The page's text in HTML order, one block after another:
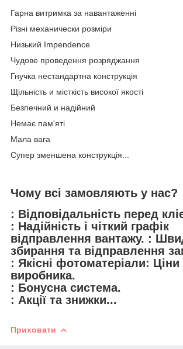
Гарна витримка за навантаженні
Різні механически розміри
Низький Impendence
Чудове проведення розряджання
Гнучка нестандартна конструкція
Щільність и місткість високої якості
Безпечний и надійний
Немає пам'яті
Мала вага
Супер зменшена конструкція...
Чому всі замовляють у нас?
: Відповідальність перед
: Надійність і чіткий графік
відправлення вантажу. :
збирання та відправлення
: Якісні фотоматеріали: Ціни
виробника.
: Бонусна система.
: Акції та знижки...
Приховати